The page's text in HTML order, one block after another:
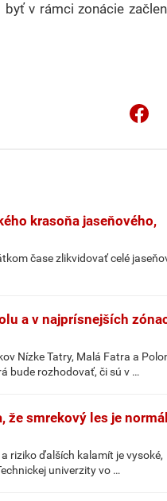
v rámci zonácie
krasoňa jaseňového,
čase zlikvidovať celé
a v najprísnejších
Nízke Tatry, Malá Fatra a
bude rozhodovať, či sú v …
že smrekový les je
riziko ďalších kalamít je vysoké,
univerzity vo …